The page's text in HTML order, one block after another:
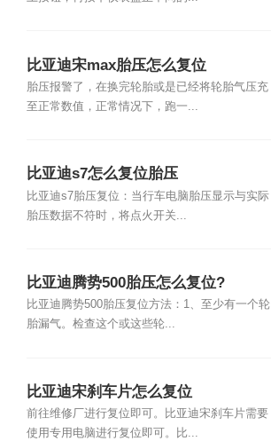
比亚迪宋max胎压怎么复位
胎压报警了，在换完轮胎或是已经将轮胎气压充
至正常数值，正常情况下，跑一...
比亚迪s7怎么复位胎压
比亚迪s7胎压复位：当行车电脑胎压显示与实际
胎压数据不符时，将点火开关...
比亚迪腾势500胎压怎么复位?
比亚迪腾势500胎压复位方法：1、至少有一个轮
胎漏气。检查这个或这些轮...
比亚迪宋刹车片怎么复位
前往维修厂进行复位即可。比亚迪宋刹车片需要
使用专用电脑进行复位即可。比...